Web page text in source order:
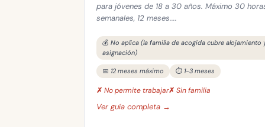
para jóvenes de 18 a 30 años. Máximo 30
semanales, 12 meses....
💰 No aplica (la familia de acogida cubre alojamiento
asignación)
📅 12 meses máximo ⏱️ 1-3 meses
✗ No permite trabajar✗ Sin familia
Ver guía completa →